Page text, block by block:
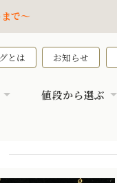
で～
とは お知らせ
値段から選ぶ